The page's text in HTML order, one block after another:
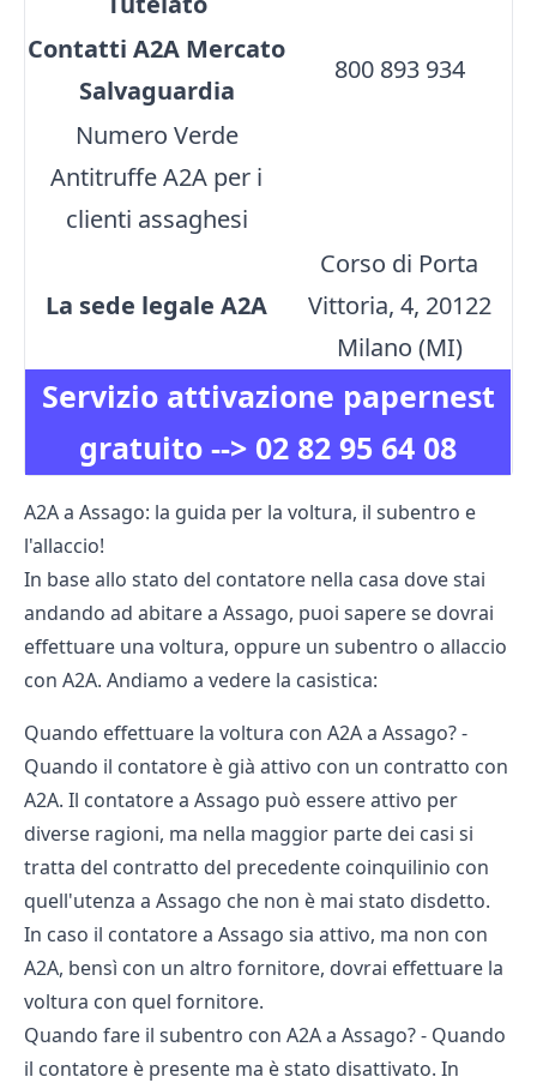
Servizio attivazione papernest
gratuito --> 02 82 95 64 08
Contatti A2A Mercato
Salvaguardia
800 893 934
Numero Verde
Antitruffe A2A per i
clienti assaghesi
La sede legale A2A
Corso di Porta
Vittoria, 4, 20122
Milano (MI)
A2A a Assago: la guida per la voltura, il subentro e
l'allaccio!
In base allo stato del contatore nella casa dove stai
andando ad abitare a Assago, puoi sapere se dovrai
effettuare una voltura, oppure un subentro o allaccio
con A2A. Andiamo a vedere la casistica:
Quando effettuare la voltura con A2A a Assago? -
Quando il contatore è già attivo con un contratto con
A2A. Il contatore a Assago può essere attivo per
diverse ragioni, ma nella maggior parte dei casi si
tratta del contratto del precedente coinquilinio con
quell'utenza a Assago che non è mai stato disdetto.
In caso il contatore a Assago sia attivo, ma non con
A2A, bensì con un altro fornitore, dovrai effettuare la
voltura con quel fornitore.
Quando fare il subentro con A2A a Assago? - Quando
il contatore è presente ma è stato disattivato. In